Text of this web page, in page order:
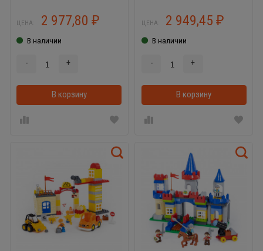
ЦЕНА: 2 977,80 ₽
В наличии
- +
В корзину В корзинке
ЦЕНА: 2 949,45₽
В наличии
- +
В корзину